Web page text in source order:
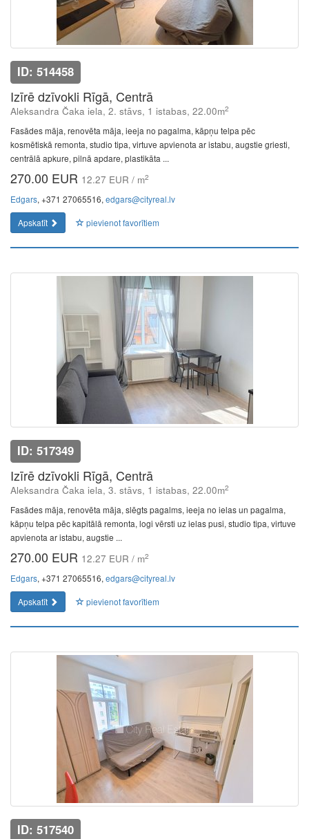
ID: 514458
Izīrē dzīvokli Rīgā, Centrā
Aleksandra Čaka iela, 2. stāvs, 1 istabas, 22.00m2
Fasādes māja, renovēta māja, ieeja no pagalma, kāpņu telpa pēc
kosmētiskā remonta, studio tipa, virtuve apvienota ar istabu, augstie griesti,
centrālā apkure, pilnā apdare, plastikāta ...
270.00 EUR 12.27 EUR / m2
Edgars, +371 27065516, edgars@cityreal.lv
Apskatīt
pievienot favorītiem
ID: 517349
Izīrē dzīvokli Rīgā, Centrā
Aleksandra Čaka iela, 3. stāvs, 1 istabas, 22.00m2
Fasādes māja, renovēta māja, slēgts pagalms, ieeja no ielas un pagalma,
kāpņu telpa pēc kapitālā remonta, logi vērsti uz ielas pusi, studio tipa, virtuve
apvienota ar istabu, augstie ...
270.00 EUR 12.27 EUR / m2
Edgars, +371 27065516, edgars@cityreal.lv
Apskatīt
pievienot favorītiem
ID: 517540